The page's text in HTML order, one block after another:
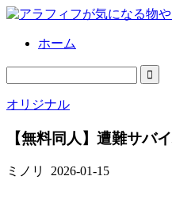
ホーム
オリジナル
【無料同人】遭難サバ
ミノリ 2026-01-15